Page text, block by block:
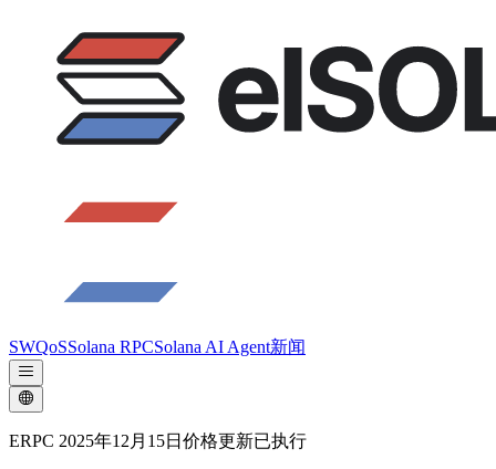
SWQoSSolana RPCSolana AI Agent新闻
ERPC 2025年12月15日价格更新已执行